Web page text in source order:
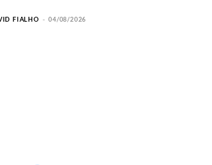
FIALHO - 04/08/2026